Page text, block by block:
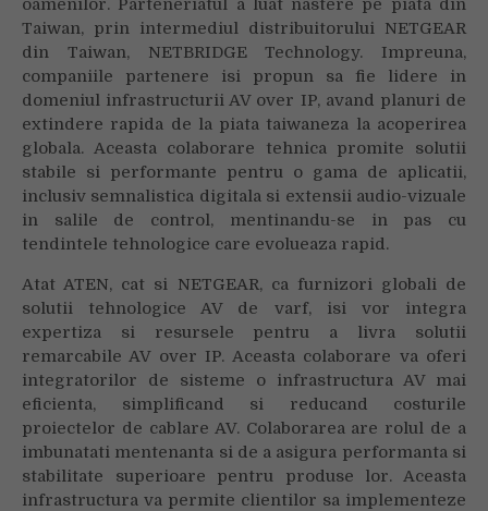
oamenilor. Parteneriatul a luat nastere pe piata din
Taiwan, prin intermediul distribuitorului NETGEAR
din Taiwan, NETBRIDGE Technology. Impreuna,
companiile partenere isi propun sa fie lidere in
domeniul infrastructurii AV over IP, avand planuri de
extindere rapida de la piata taiwaneza la acoperirea
globala. Aceasta colaborare tehnica promite solutii
stabile si performante pentru o gama de aplicatii,
inclusiv semnalistica digitala si extensii audio-vizuale
in salile de control, mentinandu-se in pas cu
tendintele tehnologice care evolueaza rapid.
Atat ATEN, cat si NETGEAR, ca furnizori globali de
solutii tehnologice AV de varf, isi vor integra
expertiza si resursele pentru a livra solutii
remarcabile AV over IP. Aceasta colaborare va oferi
integratorilor de sisteme o infrastructura AV mai
eficienta, simplificand si reducand costurile
proiectelor de cablare AV. Colaborarea are rolul de a
imbunatati mentenanta si de a asigura performanta si
stabilitate superioare pentru produse lor. Aceasta
infrastructura va permite clientilor sa implementeze